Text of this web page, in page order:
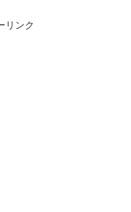
なハードな担ぎで突破してみよ
リンク